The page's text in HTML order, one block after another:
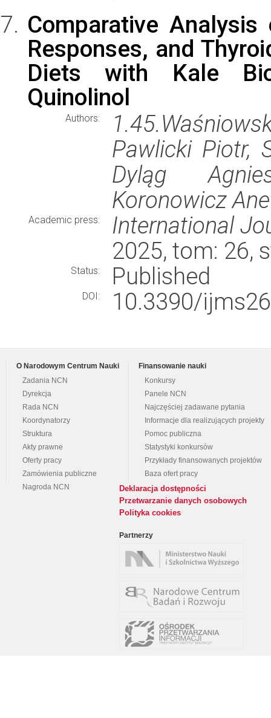
Comparative
Responses, and
Diets with Kale
Quinolinol
Authors:
Pawlicki Piotr,
Dyląg
Koronowicz
Academic press:
International
2025, tom: 26,
Status: Published
DOI: 10.3390/
O Narodowym Centrum Nauki
Zadania NCN
Dyrekcja
Rada NCN
Koordynatorzy
Struktura
Akty prawne
Oferty pracy
Zamówienia publiczne
Nagroda NCN
Finansowanie nauki
Konkursy
Panele NCN
Najczęściej zadawane pytania
Informacje dla realizujących projekty
Pomoc publiczna
Statystyki konkursów
Przykłady finansowanych projektów
Baza ofert pracy
Deklaracja dostępności
Przetwarzanie danych osobowych
Polityka cookies
Partnerzy